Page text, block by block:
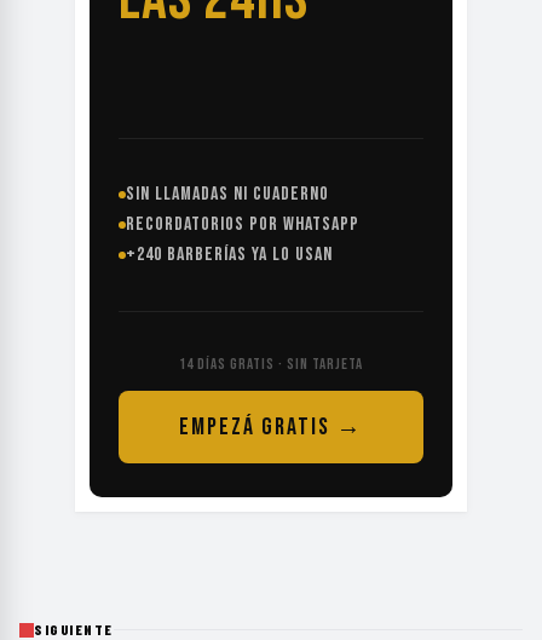
SIN LLAMADAS NI CUADERNO
RECORDATORIOS POR WHATSAPP
+240 BARBERÍAS YA LO USAN
14 DÍAS GRATIS · SIN TARJETA
EMPEZÁ GRATIS →
SIGUIENTE